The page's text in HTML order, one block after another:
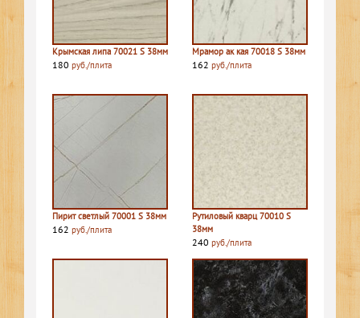
Крымская липа 70021 S 38мм
180 руб./плита
Мрамор ак кая 70018 S 38мм
162 руб./плита
Пирит светлый 70001 S 38мм
162 руб./плита
Рутиловый кварц 70010 S
38мм
240 руб./плита